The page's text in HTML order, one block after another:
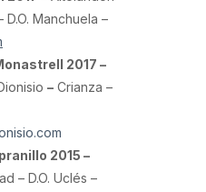
Manchuela –
2017 –
– Crianza –
2015 –
– D.O. Uclés –